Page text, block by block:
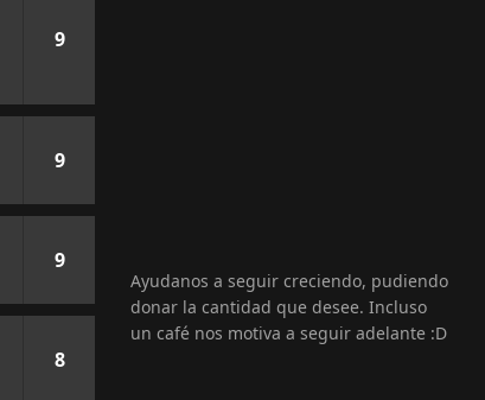
9
9
9
8
Ayudanos a seguir creciendo, pudiendo
donar la cantidad que desee. Incluso
un café nos motiva a seguir adelante :D